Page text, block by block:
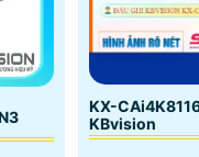
KX-
KBvision